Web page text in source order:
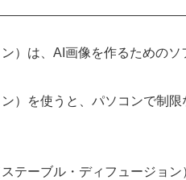
）は、AI画像を作るためのソ
）を使うと、パソコンで制
ステーブル・ディフュージョ